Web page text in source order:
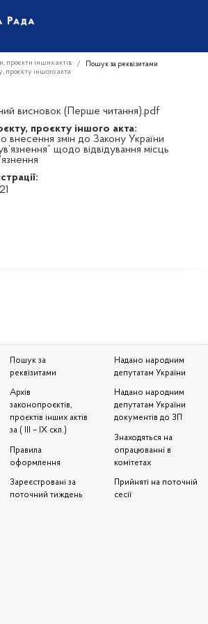
проєкти інших актів
Пошук за реквізитами
проєкту іншого акта
висновок (Перше читання).pdf
проєкту іншого акта:
внесення змін до Закону України
щодо відвідування місць
Пошук за
реквізитами
Архів
законопроєктів,
проєктів інших актів
за ( III – IX скл.)
Правила
оформлення
Зареєстровані за
поточний тиждень
Надано народним
депутатам України
Надано народним
депутатам України
документів до ЗП
Знаходяться на
опрацюванні в
комітетах
Прийняті на поточній
сесії